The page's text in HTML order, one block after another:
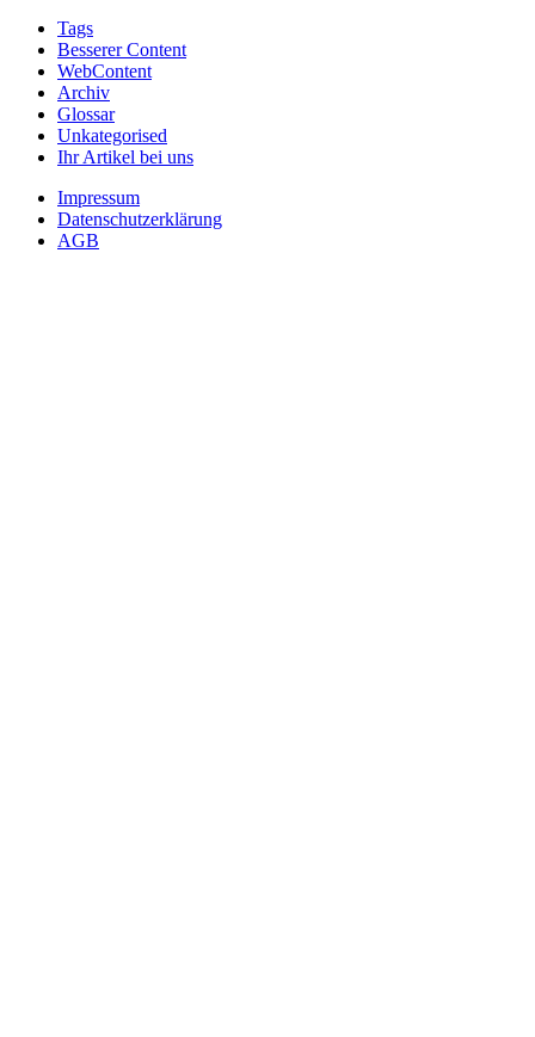
Tags
Besserer Content
WebContent
Archiv
Glossar
Unkategorised
Ihr Artikel bei uns
Impressum
Datenschutzerklärung
AGB